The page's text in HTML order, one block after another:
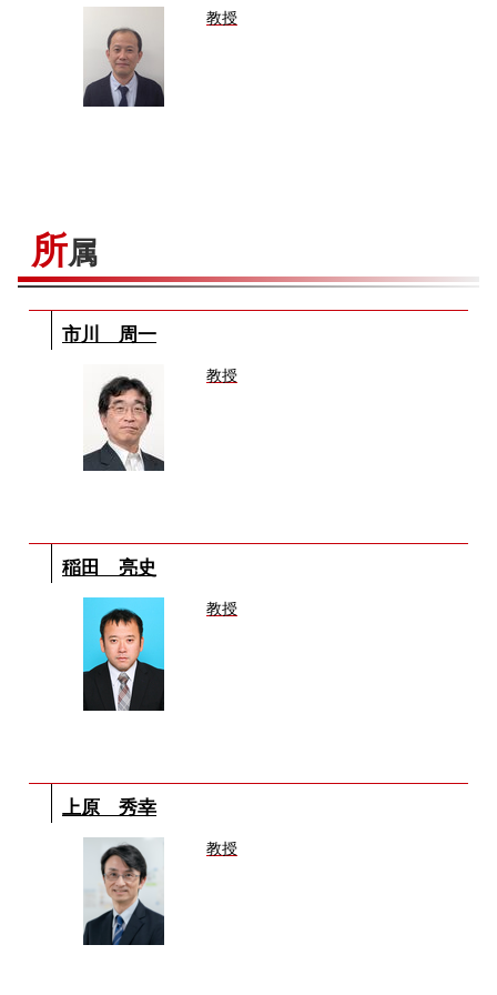
教授
所属
市川 周一
教授
稲田 亮史
教授
上原 秀幸
教授